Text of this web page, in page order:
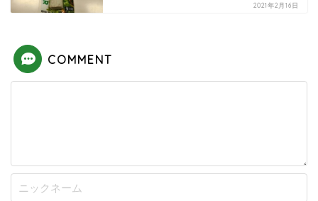
2021年2月16日
COMMENT